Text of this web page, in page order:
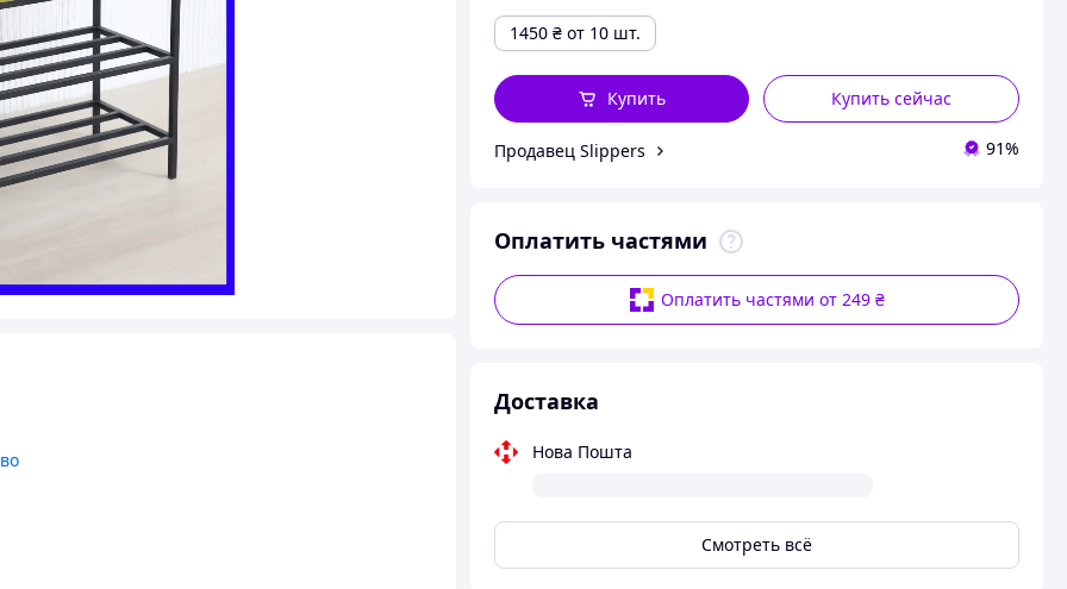
1450 ₴ от 10 шт.
Купить сейчас
Купить
Продавец Slippers 91%
Оплатить частями
Оплатить частями от 249 ₴
Доставка
Нова Пошта
Смотреть всё